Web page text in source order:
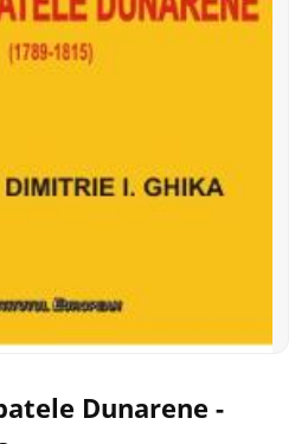
Dunarene -